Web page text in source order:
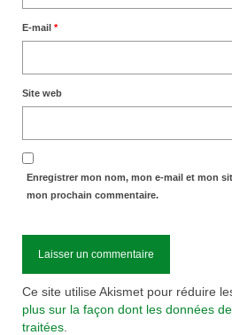
E-mail *
Site web
Enregistrer mon nom, mon e-mail et mon
mon prochain commentaire.
Ce site utilise Akismet pour réduire
plus sur la façon dont les données
traitées